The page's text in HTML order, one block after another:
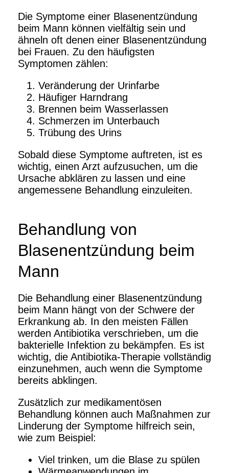
Die Symptome einer Blasenentzündung
beim Mann können vielfältig sein und
ähneln oft denen einer Blasenentzündung
bei Frauen. Zu den häufigsten
Symptomen zählen:
Veränderung der Urinfarbe
Häufiger Harndrang
Brennen beim Wasserlassen
Schmerzen im Unterbauch
Trübung des Urins
Sobald diese Symptome auftreten, ist es
wichtig, einen Arzt aufzusuchen, um die
Ursache abklären zu lassen und eine
angemessene Behandlung einzuleiten.
Behandlung von
Blasenentzündung beim
Mann
Die Behandlung einer Blasenentzündung
beim Mann hängt von der Schwere der
Erkrankung ab. In den meisten Fällen
werden Antibiotika verschrieben, um die
bakterielle Infektion zu bekämpfen. Es ist
wichtig, die Antibiotika-Therapie vollständig
einzunehmen, auch wenn die Symptome
bereits abklingen.
Zusätzlich zur medikamentösen
Behandlung können auch Maßnahmen zur
Linderung der Symptome hilfreich sein,
wie zum Beispiel:
Viel trinken, um die Blase zu spülen